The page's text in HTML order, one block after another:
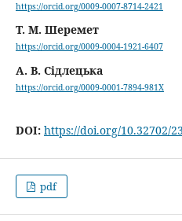
https://orcid.org/0009-0007-8714-2421
Т. М. Шеремет
https://orcid.org/0009-0004-1921-6407
А. В. Сідлецька
https://orcid.org/0009-0001-7894-981X
DOI: https://doi.org/10.32702/
pdf